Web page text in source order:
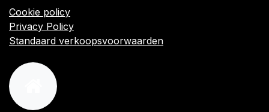
Cookie policy
Privacy Policy
Standaard verkoopsvoorwaarden